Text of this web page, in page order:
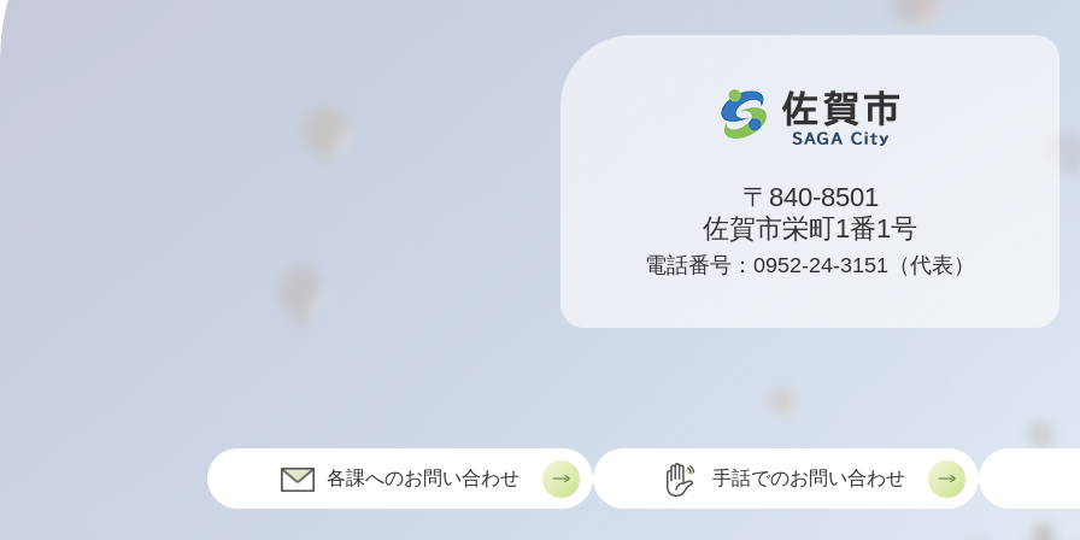
〒840-8501
佐賀市栄町1番1号
電話番号：0952-24-3151（代表）
各課へのお問い合わせ 手話でのお問い合わせ